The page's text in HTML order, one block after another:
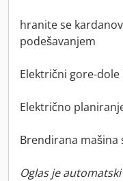
hranite se
podešavanjem
Električni gore-
Električno
Brendirana
Oglas je